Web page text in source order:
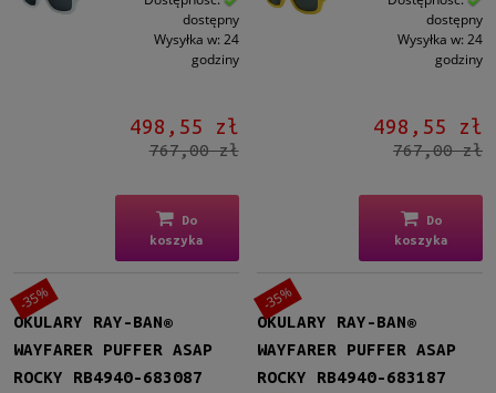
dostępny
Wysyłka w: 24
godziny
498,55 zł
767,00 zł
Do
koszyka
dostępny
Wysyłka w: 24
godziny
498,55 zł
767,00 zł
Do
koszyka
OKULARY RAY-BAN®
WAYFARER PUFFER ASAP
ROCKY RB4940-683087
-35%
OKULARY RAY-BAN®
WAYFARER PUFFER ASAP
ROCKY RB4940-683187
-35%